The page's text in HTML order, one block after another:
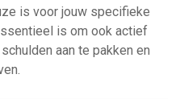
is voor jouw specifieke
is om ook actief
aan te pakken en